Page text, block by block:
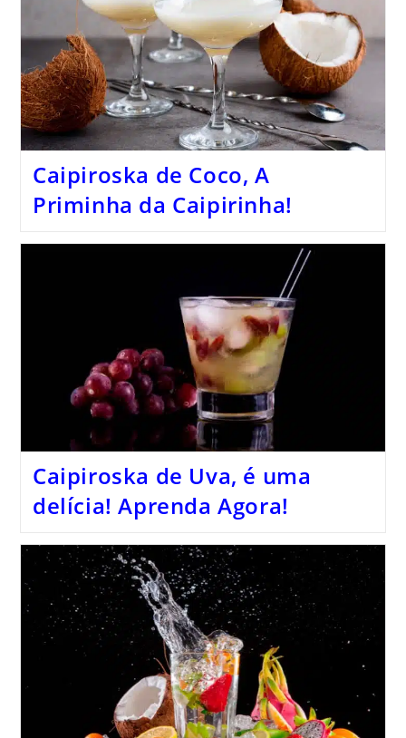
Caipiroska de Coco, A
Priminha da Caipirinha!
Caipiroska de Uva, é uma
delícia! Aprenda Agora!